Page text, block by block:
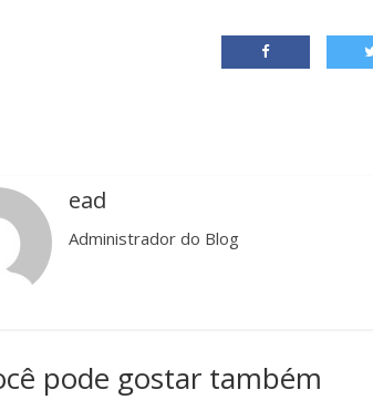
ead
Administrador do Blog
pode gostar também